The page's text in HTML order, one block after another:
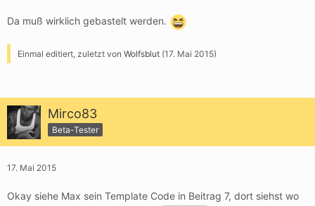
Da muß wirklich gebastelt werden.
Einmal editiert, zuletzt von Wolfsblut (17. Mai 2015)
Mirco83
Beta-Tester
17. Mai 2015
Okay siehe Max sein Template Code in Beitrag 7, dort siehst wo